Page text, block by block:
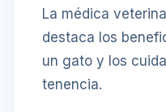
La médica
destaca los
un gato y los
tenencia.